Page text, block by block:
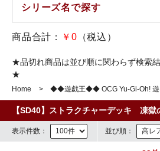
商品合計： ￥0 （税込）
★品切れ商品は並び順に関わらず検索
★
Home ◆◆遊戯王◆◆ OCG Yu-Gi-Oh!
【SD40】ストラクチャーデッキ 凍獄
表示件数： 並び順：